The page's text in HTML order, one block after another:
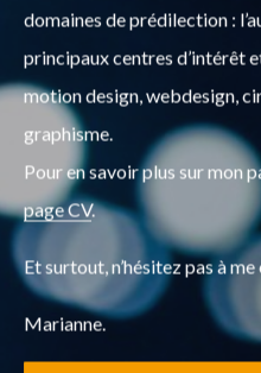
domaines de prédilection :
principaux centres d’intérêt
motion design, webdesign,
graphisme.
Pour en savoir plus sur mon
page CV.
Et surtout, n’hésitez pas à
Marianne.